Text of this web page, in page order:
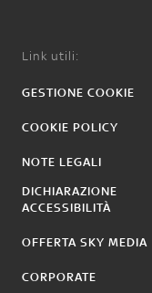
Link utili:
GESTIONE COOKIE
COOKIE POLICY
NOTE LEGALI
DICHIARAZIONE
ACCESSIBILITÀ
OFFERTA SKY MEDIA
CORPORATE